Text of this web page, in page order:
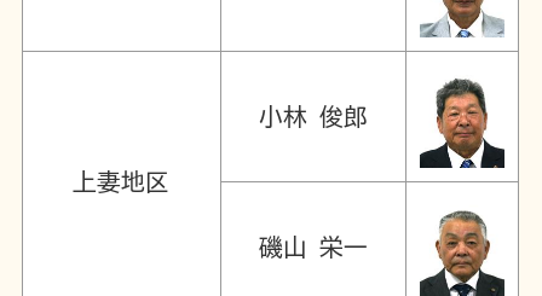
上妻地区
小林 俊郎
磯山 栄一